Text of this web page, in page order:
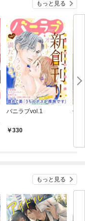
もっと見る
バニラブvol.1
330
偽
もっと見る